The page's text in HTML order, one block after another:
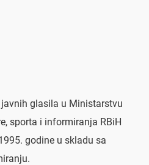
glasila u Ministarstvu
sporta i informiranja RBiH
godine u skladu sa